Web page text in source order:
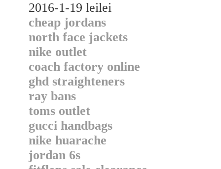
2016-1-19 leilei
cheap jordans
north face jackets
nike outlet
coach factory online
ghd straighteners
ray bans
toms outlet
gucci handbags
nike huarache
jordan 6s